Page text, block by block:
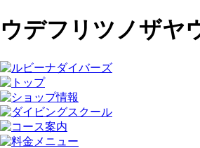
ウデフリツノザヤ